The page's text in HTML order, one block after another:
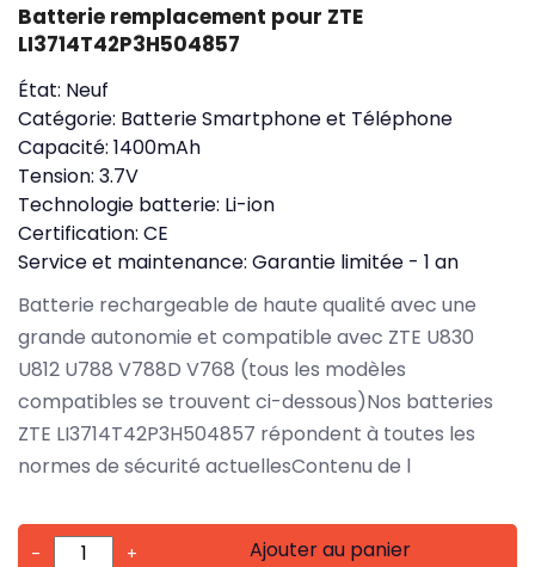
Batterie remplacement pour ZTE
LI3714T42P3H504857
État: Neuf
Catégorie: Batterie Smartphone et Téléphone
Capacité: 1400mAh
Tension: 3.7V
Technologie batterie: Li-ion
Certification: CE
Service et maintenance: Garantie limitée - 1 an
Batterie rechargeable de haute qualité avec une
grande autonomie et compatible avec ZTE U830
U812 U788 V788D V768 (tous les modèles
compatibles se trouvent ci-dessous)Nos batteries
ZTE LI3714T42P3H504857 répondent à toutes les
normes de sécurité actuellesContenu de l
- + Ajouter au panier